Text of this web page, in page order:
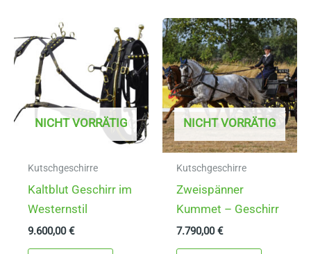
NICHT VORRÄTIG
Kutschgeschirre
Kaltblut Geschirr im
Westernstil
9.600,00€
NICHT VORRÄTIG
Kutschgeschirre
Zweispänner
Kummet – Geschirr
7.790,00€